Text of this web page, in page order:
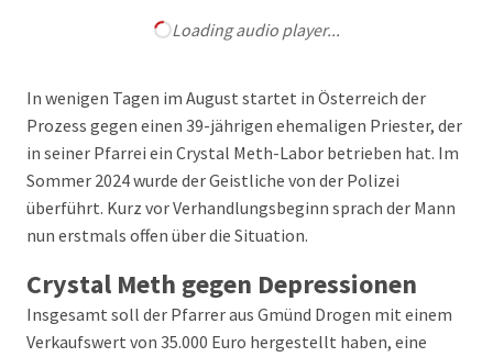
Loading audio player...
In wenigen Tagen im August startet in Österreich der
Prozess gegen einen 39-jährigen ehemaligen Priester, der
in seiner Pfarrei ein Crystal Meth-Labor betrieben hat. Im
Sommer 2024 wurde der Geistliche von der Polizei
überführt. Kurz vor Verhandlungsbeginn sprach der Mann
nun erstmals offen über die Situation.
Crystal Meth gegen Depressionen
Insgesamt soll der Pfarrer aus Gmünd Drogen mit einem
Verkaufswert von 35.000 Euro hergestellt haben, eine